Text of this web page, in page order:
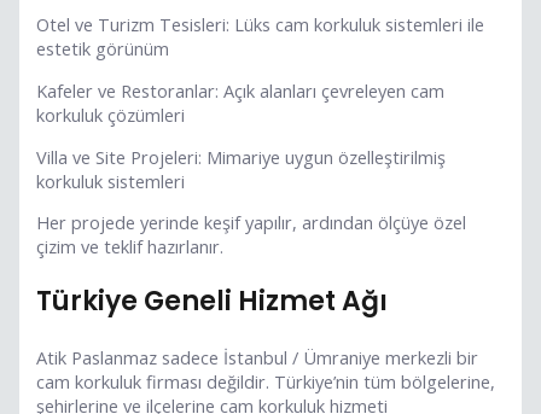
Otel ve Turizm Tesisleri: Lüks cam korkuluk sistemleri ile
estetik görünüm
Kafeler ve Restoranlar: Açık alanları çevreleyen cam
korkuluk çözümleri
Villa ve Site Projeleri: Mimariye uygun özelleştirilmiş
korkuluk sistemleri
Her projede yerinde keşif yapılır, ardından ölçüye özel
çizim ve teklif hazırlanır.
Türkiye Geneli Hizmet Ağı
Atik Paslanmaz sadece İstanbul / Ümraniye merkezli bir
cam korkuluk firması değildir. Türkiye’nin tüm bölgelerine,
şehirlerine ve ilçelerine cam korkuluk hizmeti